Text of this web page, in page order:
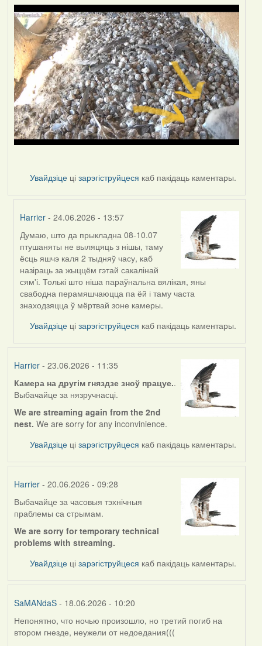
Увайдзіце цізарэгіструйцеся каб пакідаць каментары.
Harrier - 24.06.2026 - 13:57
In
reply
to
by
nasta
Думаю, што да прыкладна 08-10.07
птушаняты не выляцяць з нішы, таму
ёсць яшчэ каля 2 тыдняў часу, каб
назіраць за жыццём гэтай сакалінай
сям'і. Толькі што ніша параўнальна вялікая, яны
свабодна перамяшчаюцца па ёй і таму часта
знаходзяцца ў мёртвай зоне камеры.
Увайдзіце цізарэгіструйцеся каб пакідаць каментары.
Harrier- 23.06.2026 - 11:35
Камера на другім гняздзе зноў працуе..
Выбачайце за нязручнасці.
We are streaming again from the 2nd
nest. We are sorry for any inconvinience.
Увайдзіце цізарэгіструйцеся каб пакідаць каментары.
Harrier- 20.06.2026 - 09:28
Выбачайце за часовыя тэхнічныя
праблемы са стрымам.
We are sorry for temporary technical
problems with streaming.
Увайдзіце цізарэгіструйцеся каб пакідаць каментары.
SaMANdaS- 18.06.2026 - 10:20
Непонятно, что ночью произошло, но третий погиб на
втором гнезде, неужели от недоедания(((